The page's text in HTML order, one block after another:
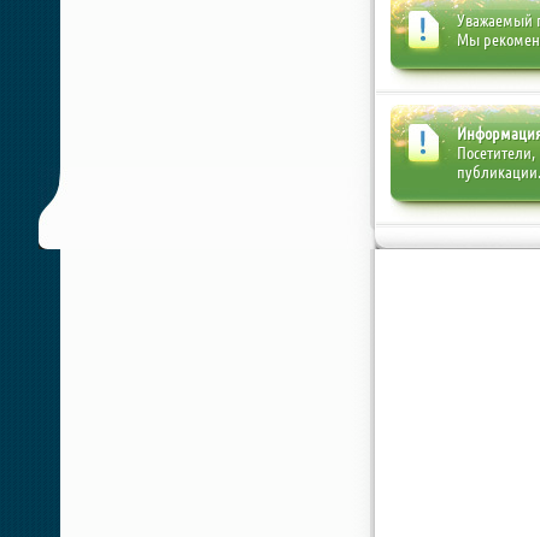
Уважаемый
Мы
публикации.